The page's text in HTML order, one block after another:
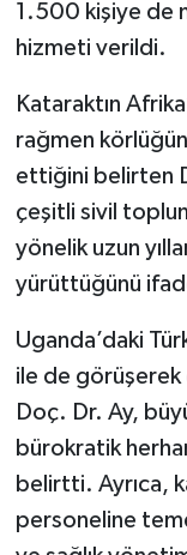
1.500 kişiye de
hizmeti verildi.
Kataraktın
rağmen
ettiğini belirten
çeşitli sivil
yönelik uzun
yürüttüğünü
Uganda’daki
ile de görüşerek
Doç. Dr. Ay,
bürokratik
belirtti. Ayrıca,
personeline